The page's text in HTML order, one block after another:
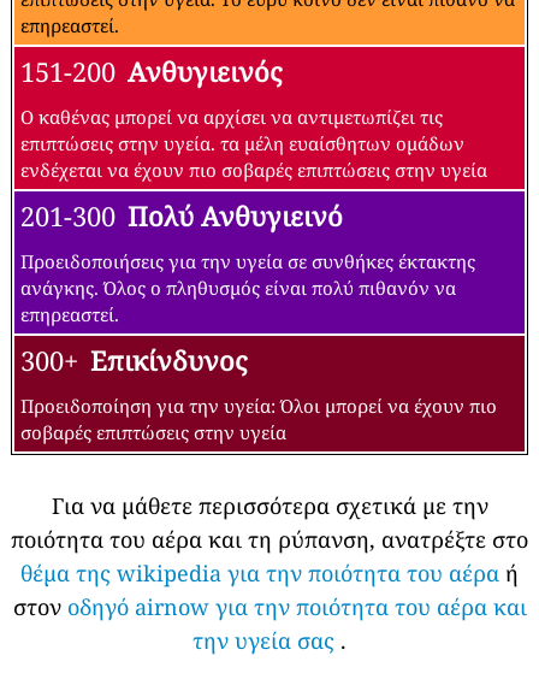
επηρεαστεί.
151-200 Ανθυγιεινός
Ο καθένας μπορεί να αρχίσει να αντιμετωπίζει τις
επιπτώσεις στην υγεία. τα μέλη ευαίσθητων ομάδων
ενδέχεται να έχουν πιο σοβαρές επιπτώσεις στην υγεία
201-300 Πολύ Ανθυγιεινό
Προειδοποιήσεις για την υγεία σε συνθήκες έκτακτης
ανάγκης. Όλος ο πληθυσμός είναι πολύ πιθανόν να
επηρεαστεί.
300+ Επικίνδυνος
Προειδοποίηση για την υγεία: Όλοι μπορεί να έχουν πιο
σοβαρές επιπτώσεις στην υγεία
Για να μάθετε περισσότερα σχετικά με την
ποιότητα του αέρα και τη ρύπανση, ανατρέξτε στο
θέμα της wikipedia για την ποιότητα του αέρα ή
στον οδηγό airnow για την ποιότητα του αέρα και
την υγεία σας .